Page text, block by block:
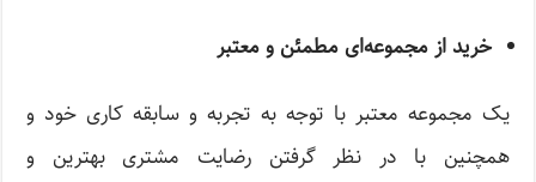
خرید از مجموعه‌ای مطمئن و معتبر
یک مجموعه معتبر با توجه به تجربه و سابقه کاری خود و
همچنین با در نظر گرفتن رضایت مشتری بهترین و